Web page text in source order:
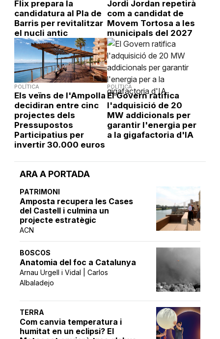
ARA A PORTADA
PATRIMONI
Amposta recupera les Cases
del Castell i culmina un
projecte estratègic
ACN
BOSCOS
Anatomia del foc a Catalunya
Arnau Urgell i Vidal | Carlos
Albaladejo
TERRA
Com canvia temperatura i
humitat en un eclipsi? El
Flix prepara la
candidatura al Pla de
Barris per revitalitzar
el nucli antic
Jordi Jordan repetirà
com a candidat de
Movem Tortosa a les
municipals del 2027
POLÍTICA
Els veïns de l'Ampolla
decidiran entre cinc
projectes dels
Pressupostos
Participatius per
invertir 30.000 euros
POLÍTICA
El Govern ratifica
l'adquisició de 20
MW addicionals per
garantir l'energia per
a la gigafactoria d'IA